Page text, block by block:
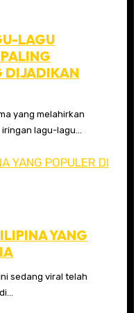
LAGU
DIJADIKAN
lagu-lagu…
YANG